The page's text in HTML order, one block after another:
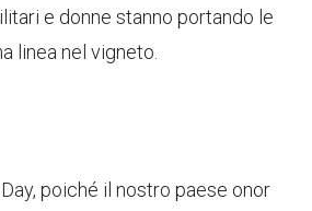
e donne stanno portando le
linea nel vigneto.
poiché il nostro paese onor